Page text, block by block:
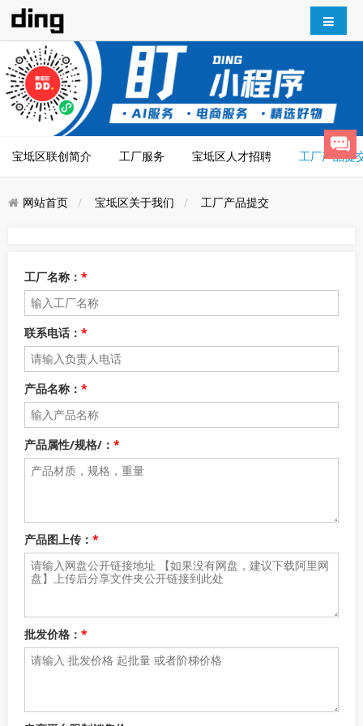
宝坻区联创简介 工厂服务 宝坻区人才招聘 工厂产品提
网站首页 宝坻区关于我们 工厂产品提交
工厂名称： *
联系电话： *
产品名称： *
产品属性/规格/： *
产品图上传： *
批发价格： *